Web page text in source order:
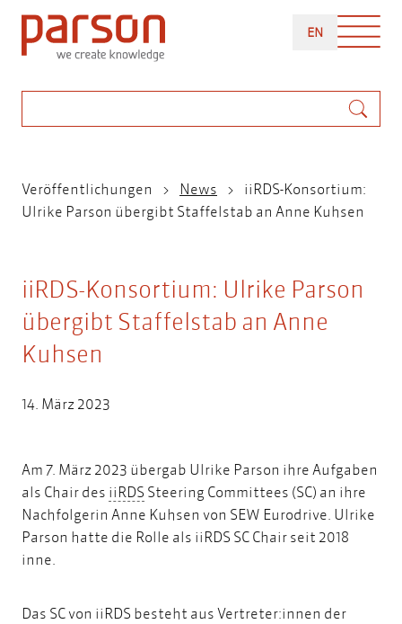
Direkt
zum
Inhalt
ENENGLISH
Pfadnavigation
Veröffentlichungen News
iiRDS-Konsortium:
Ulrike Parson übergibt Staffelstab an Anne Kuhsen
iiRDS-Konsortium: Ulrike Parson
übergibt Staffelstab an Anne
Kuhsen
14. März 2023
Am 7. März 2023 übergab Ulrike Parson ihre Aufgaben
als Chair des iiRDS iiRDS
Steering Committees (SC) an ihre
Nachfolgerin Anne Kuhsen von SEW Eurodrive. Ulrike
Parson hatte die Rolle als iiRDS SC Chair seit 2018
inne.
Das SC von iiRDS besteht aus Vertreter:innen der